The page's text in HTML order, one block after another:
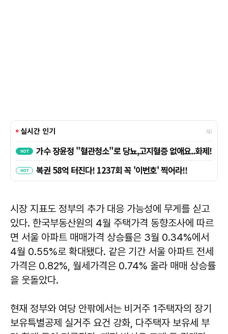
시장 지표도 정부의 추가 대응 가능성에 무게를 싣고
있다. 한국부동산원의 4월 주택가격 동향조사에 따르
면 서울 아파트 매매가격 상승률은 3월 0.34%에서
4월 0.55%로 확대됐다. 같은 기간 서울 아파트 전세
가격은 0.82%, 월세가격은 0.74% 올라 매매 상승률
을 웃돌았다.
현재 정부와 여당 안팎에서는 비거주 1주택자의 장기
보유특별공제 실거주 요건 강화, 다주택자 보유세 부